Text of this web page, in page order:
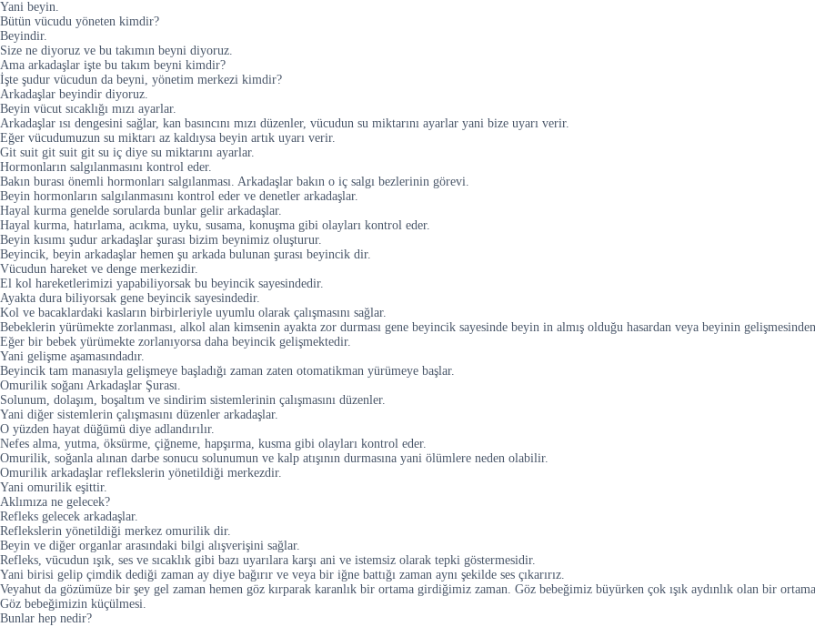
Yani beyin.
Bütün vücudu yöneten kimdir?
Beyindir.
Size ne diyoruz ve bu takımın beyni diyoruz.
Ama arkadaşlar işte bu takım beyni kimdir?
İşte şudur vücudun da beyni, yönetim merkezi kimdir?
Arkadaşlar beyindir diyoruz.
Beyin vücut sıcaklığı mızı ayarlar.
Arkadaşlar ısı dengesini sağlar, kan basıncını mızı düzenler, vücudun su miktarını ayarlar yani bize uyarı verir.
Eğer vücudumuzun su miktarı az kaldıysa beyin artık uyarı verir.
Git suit git suit git su iç diye su miktarını ayarlar.
Hormonların salgılanmasını kontrol eder.
Bakın burası önemli hormonları salgılanması. Arkadaşlar bakın o iç salgı bezlerinin görevi.
Beyin hormonların salgılanmasını kontrol eder ve denetler arkadaşlar.
Hayal kurma genelde sorularda bunlar gelir arkadaşlar.
Hayal kurma, hatırlama, acıkma, uyku, susama, konuşma gibi olayları kontrol eder.
Beyin kısımı şudur arkadaşlar şurası bizim beynimiz oluşturur.
Beyincik, beyin arkadaşlar hemen şu arkada bulunan şurası beyincik dir.
Vücudun hareket ve denge merkezidir.
El kol hareketlerimizi yapabiliyorsak bu beyincik sayesindedir.
Ayakta dura biliyorsak gene beyincik sayesindedir.
Kol ve bacaklardaki kasların birbirleriyle uyumlu olarak çalışmasını sağlar.
Bebeklerin yürümekte zorlanması, alkol alan kimsenin ayakta zor durması gene beyincik sayesinde beyin in almış olduğu hasardan veya beyinin
Eğer bir bebek yürümekte zorlanıyorsa daha beyincik gelişmektedir.
Yani gelişme aşamasındadır.
Beyincik tam manasıyla gelişmeye başladığı zaman zaten otomatikman yürümeye başlar.
Omurilik soğanı Arkadaşlar Şurası.
Solunum, dolaşım, boşaltım ve sindirim sistemlerinin çalışmasını düzenler.
Yani diğer sistemlerin çalışmasını düzenler arkadaşlar.
O yüzden hayat düğümü diye adlandırılır.
Nefes alma, yutma, öksürme, çiğneme, hapşırma, kusma gibi olayları kontrol eder.
Omurilik, soğanla alınan darbe sonucu solunumun ve kalp atışının durmasına yani ölümlere neden olabilir.
Omurilik arkadaşlar reflekslerin yönetildiği merkezdir.
Yani omurilik eşittir.
Aklımıza ne gelecek?
Refleks gelecek arkadaşlar.
Reflekslerin yönetildiği merkez omurilik dir.
Beyin ve diğer organlar arasındaki bilgi alışverişini sağlar.
Refleks, vücudun ışık, ses ve sıcaklık gibi bazı uyarılara karşı ani ve istemsiz olarak tepki göstermesidir.
Yani birisi gelip çimdik dediği zaman ay diye bağırır ve veya bir iğne battığı zaman aynı şekilde ses çıkarırız.
Veyahut da gözümüze bir şey gel zaman hemen göz kırparak karanlık bir ortama girdiğimiz zaman. Göz bebeğimiz büyürken çok ışık aydınlık olan bir
Göz bebeğimizin küçülmesi.
Bunlar hep nedir?